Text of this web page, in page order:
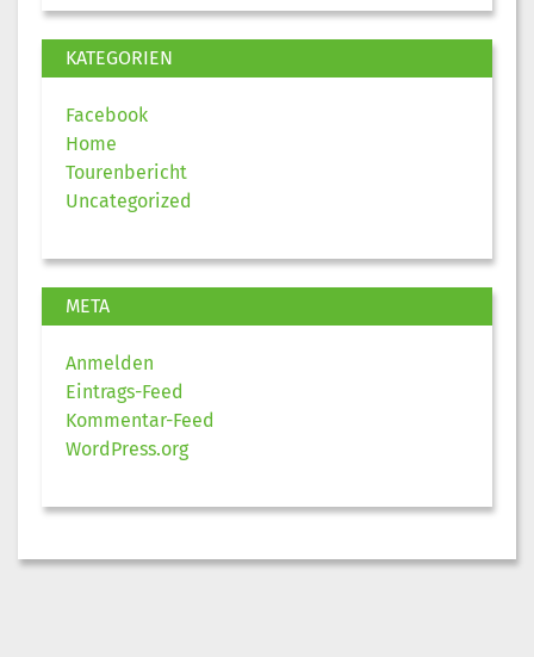
KATEGORIEN
Facebook
Home
Tourenbericht
Uncategorized
META
Anmelden
Eintrags-Feed
Kommentar-Feed
WordPress.org